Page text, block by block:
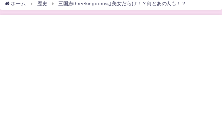
ホーム 歴史 三国志threekingdomsは美女だらけ！？何とあの人も！？